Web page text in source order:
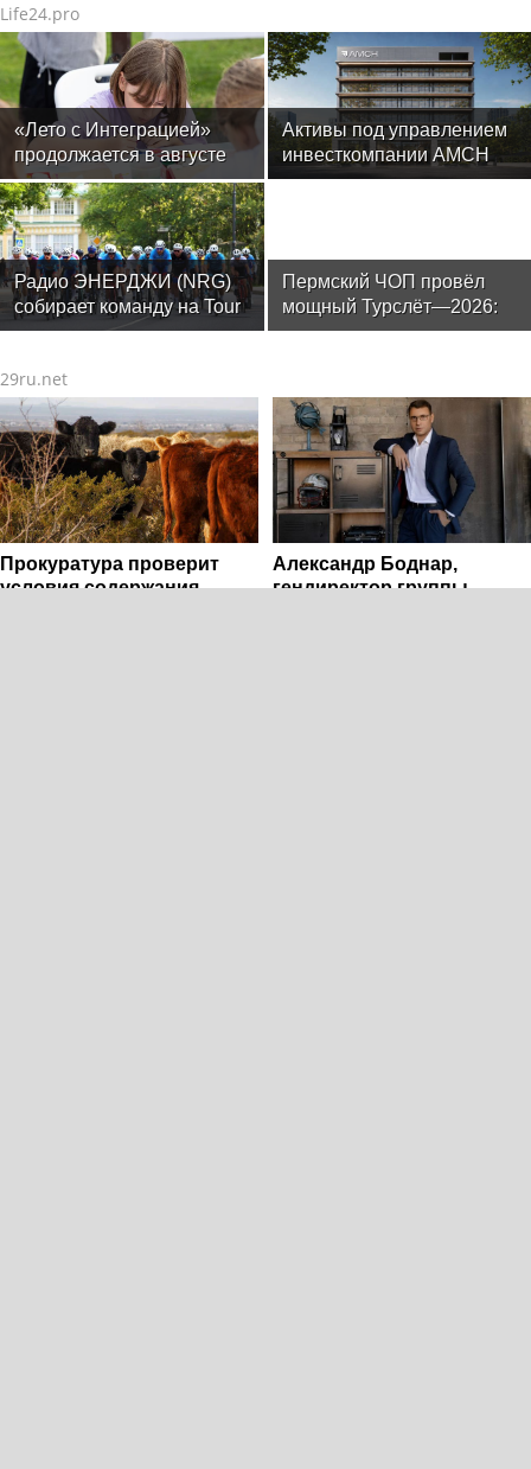
Life24.pro
«Лето с Интеграцией»
продолжается в августе
— заключительный месяц
программы
Активы под управлением
инвесткомпании AMCH
превысили $50 млн
Радио ЭНЕРДЖИ (NRG)
собирает команду на Tour
de Russie в Петербурге
Пермский ЧОП провёл
мощный Турслёт—2026:
фото, результаты и
29ru.net
Прокуратура проверит
условия содержания
Александр Боднар,
гендиректор группы